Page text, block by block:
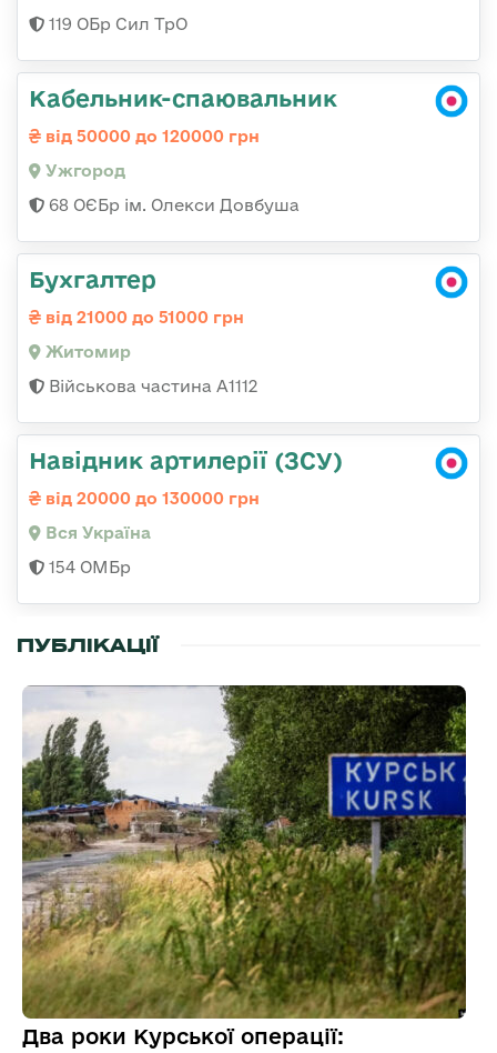
119 ОБр Сил ТрО
Кабельник-спаювальник
від 50000 до 120000 грн
Ужгород
68 ОЄБр ім. Олекси Довбуша
Бухгалтер
від 21000 до 51000 грн
Житомир
Військова частина А1112
Навідник артилерії (ЗСУ)
від 20000 до 130000 грн
Вся Україна
154 ОМБр
ПУБЛІКАЦІЇ
Два роки Курської операції: